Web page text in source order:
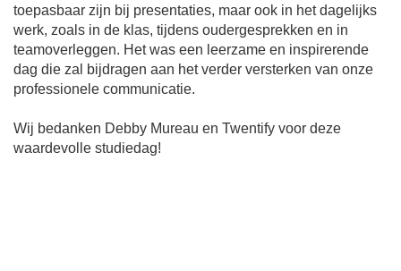
toepasbaar zijn bij presentaties, maar ook in het dagelijks
werk, zoals in de klas, tijdens oudergesprekken en in
teamoverleggen. Het was een leerzame en inspirerende
dag die zal bijdragen aan het verder versterken van onze
professionele communicatie.
Wij bedanken Debby Mureau en Twentify voor deze
waardevolle studiedag!